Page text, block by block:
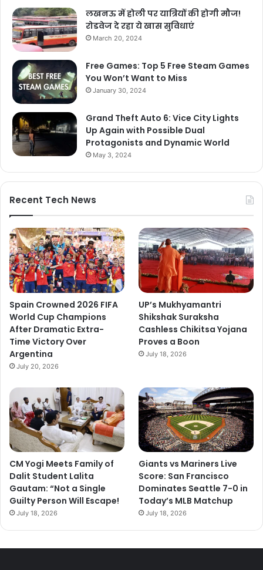
लखनऊ में होली पर यात्रियों की होगी मौज!
रोडवेज दे रहा ये खास सुविधाएं
March 20, 2024
Free Games: Top 5 Free Steam Games
You Won’t Want to Miss
January 30, 2024
Grand Theft Auto 6: Vice City Lights
Up Again with Possible Dual
Protagonists and Dynamic World
May 3, 2024
Recent Tech News
Spain Crowned 2026 FIFA
World Cup Champions
After Dramatic Extra-
Time Victory Over
Argentina
July 20, 2026
UP’s Mukhyamantri
Shikshak Suraksha
Cashless Chikitsa Yojana
Proves a Boon
July 18, 2026
CM Yogi Meets Family of
Dalit Student Lalita
Gautam: “Not a Single
Guilty Person Will Escape!
July 18, 2026
Giants vs Mariners Live
Score: San Francisco
Dominates Seattle 7-0 in
Today’s MLB Matchup
July 18, 2026